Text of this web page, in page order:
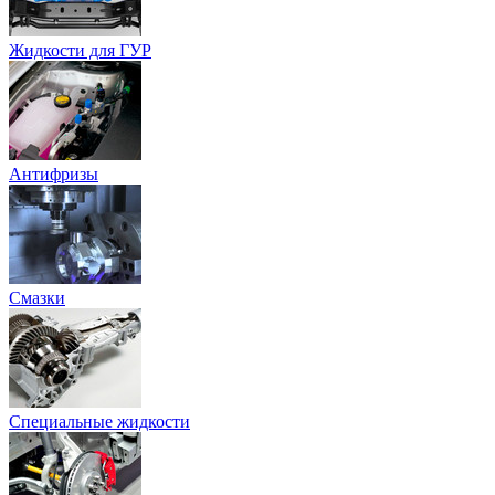
Жидкости для ГУР
Антифризы
Смазки
Специальные жидкости